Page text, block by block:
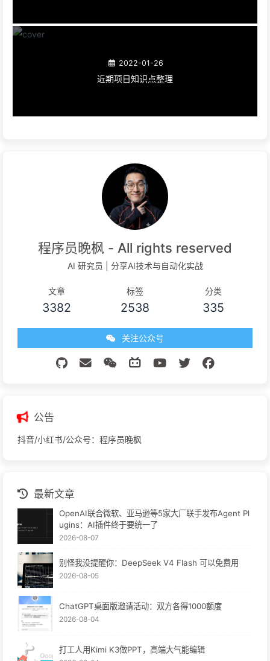
2022-01-26
近期项目知识点整理
程序员晚枫 - All rights reserved
AI 研究员 | 分享AI技术与自动化实战
文章
3382
标签
2538
分类
335
关注公众号
公告
抖音/小红书/公众号：程序员晚枫
最新文章
OpenAI联合微软、亚马逊等5家大厂联手发布Agent Pl
ugins：AI插件终于要统一了
2026-08-07
别怪我没提醒你：DeepSeek V4 Flash 可以免费用
2026-08-05
ChatGPT桌面版邀请活动：双方各得1000额度
2026-08-04
打工人用Kimi K3做PPT，高端大气能编辑